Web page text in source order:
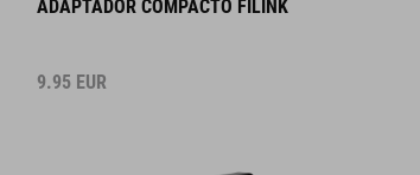
ADAPTADOR COMPACTO FILINK
9.95 EUR